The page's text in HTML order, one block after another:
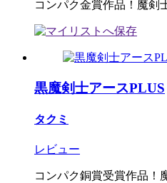
コンパク金賞作品！魔剣
黒魔剣士アースPLUS
タクミ
レビュー
コンパク銅賞受賞作品！